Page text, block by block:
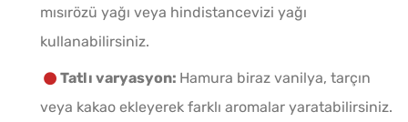
mısırözü yağı veya hindistancevizi yağı
kullanabilirsiniz.
Tatlı varyasyon: Hamura biraz vanilya, tarçın
veya kakao ekleyerek farklı aromalar yaratabilirsiniz.